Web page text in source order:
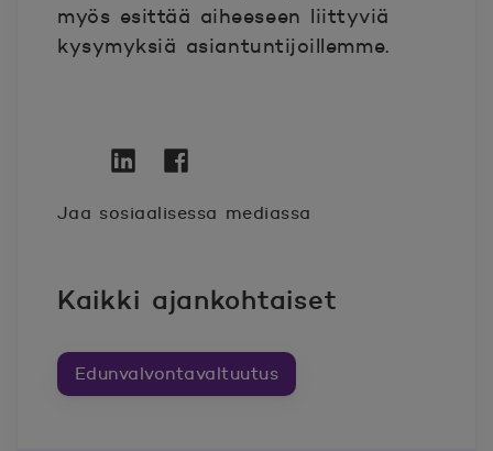
myös esittää aiheeseen liittyviä
kysymyksiä asiantuntijoillemme.
Jaa sosiaalisessa mediassa
Kaikki ajankohtaiset
Edunvalvontavaltuutus